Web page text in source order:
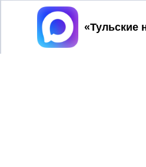
Принять